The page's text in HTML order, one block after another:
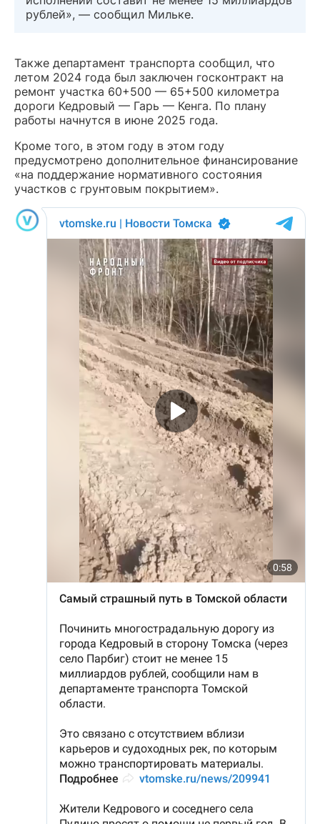
рублей», — сообщил Мильке.
Также департамент транспорта сообщил, что
летом 2024 года был заключен госконтракт на
ремонт участка 60+500 — 65+500 километра
дороги Кедровый — Гарь — Кенга. По плану
работы начнутся в июне 2025 года.
Кроме того, в этом году в этом году
предусмотрено дополнительное финансирование
«на поддержание нормативного состояния
участков с грунтовым покрытием».